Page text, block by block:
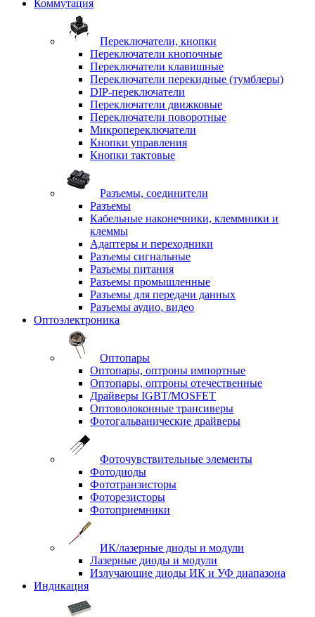
Коммутация
Переключатели, кнопки
Переключатели кнопочные
Переключатели клавишные
Переключатели перекидные (тумблеры)
DIP-переключатели
Переключатели движковые
Переключатели поворотные
Микропереключатели
Кнопки управления
Кнопки тактовые
Разъемы, соединители
Разъемы
Кабельные наконечники, клеммники и
клеммы
Адаптеры и переходники
Разъемы сигнальные
Разъемы питания
Разъемы промышленные
Разъемы для передачи данных
Разъемы аудио, видео
Оптоэлектроника
Оптопары
Оптопары, оптроны импортные
Оптопары, оптроны отечественные
Драйверы IGBT/MOSFET
Оптоволоконные трансиверы
Фотогальванические драйверы
Фоточувствительные элементы
Фотодиоды
Фототранзисторы
Фоторезисторы
Фотоприемники
ИК/лазерные диоды и модули
Лазерные диоды и модули
Излучающие диоды ИК и УФ диапазона
Индикация